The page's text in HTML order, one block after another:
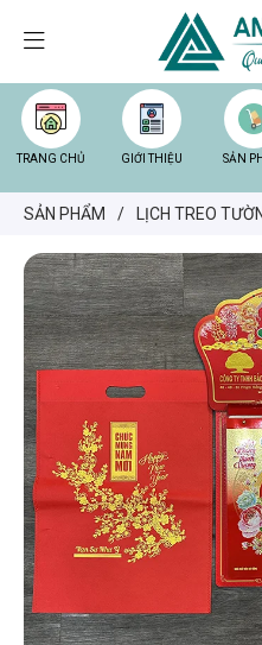
TRANG CHỦ GIỚI THIỆU SẢN
SẢN PHẨM / LỊCH TREO